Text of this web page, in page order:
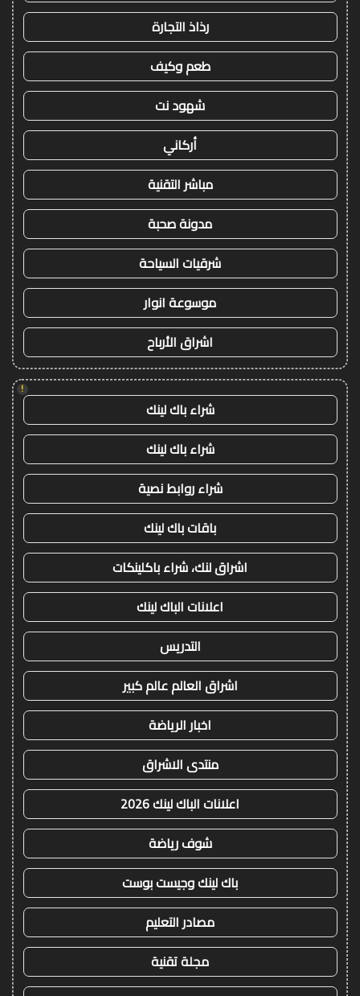
رذاذ التجارة
طعم وكيف
شهود نت
أركاني
مباشر التقنية
مدونة صحبة
شرقيات السياحة
موسوعة انوار
اشراق الأرباح
!
شراء باك لينك
شراء باك لينك
شراء روابط نصية
باقات باك لينك
اشراق لنك، شراء باكلينكات
اعلانات الباك لينك
التدريس
اشراق العالم عالم كبير
اخبار الرياضة
منتدى الاشراق
اعلانات الباك لينك 2026
شوف رياضة
باك لينك وجيست بوست
مصادر التعليم
مجلة تقنية